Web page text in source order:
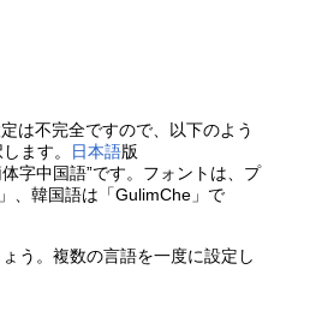
は不完全ですので、以下のよう
ます。 日本語版
字中国語”です。フォントは、プ
、韓国語は「GulimChe」で
う。複数の言語を一度に設定し